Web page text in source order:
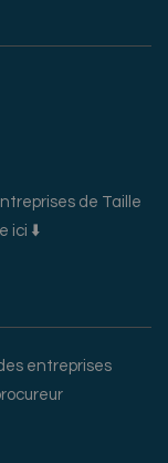
de Taille
ici ⬇️
entreprises